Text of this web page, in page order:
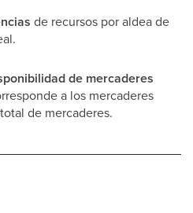
de recursos por aldea de
de mercaderes
a los mercaderes
de mercaderes.